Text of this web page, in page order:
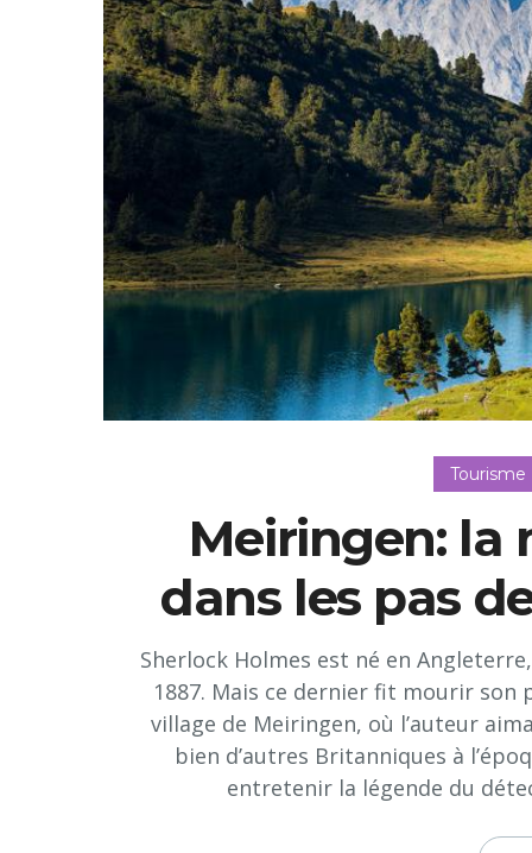
Meiringen: la
dans les pas
Sherlock Holmes est né en
1887. Mais ce dernier fit mourir son
village de Meiringen, où l’auteur
bien d’autres Britanniques à
entretenir la légende du